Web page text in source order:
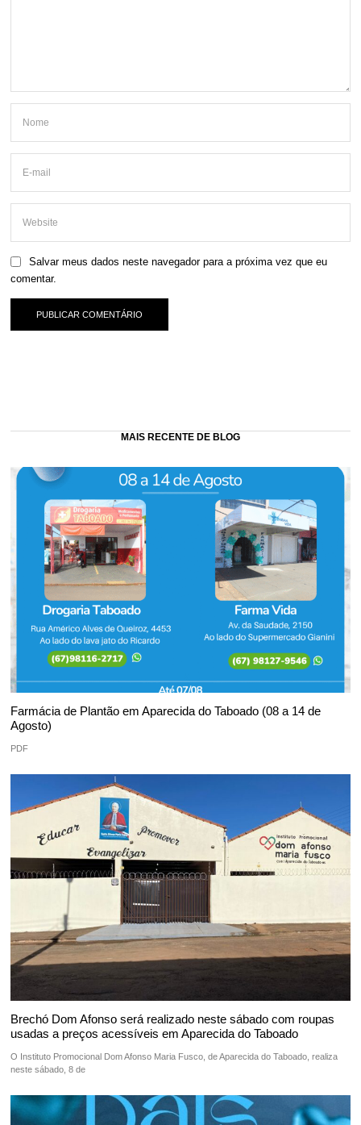
Salvar meus dados neste navegador para a próxima vez que eu
comentar.
MAIS RECENTE DE BLOG
Farmácia de Plantão em Aparecida do Taboado (08 a 14 de
Agosto)
PDF
Brechó Dom Afonso será realizado neste sábado com roupas
usadas a preços acessíveis em Aparecida do Taboado
O Instituto Promocional Dom Afonso Maria Fusco, de Aparecida do Taboado, realiza
neste sábado, 8 de